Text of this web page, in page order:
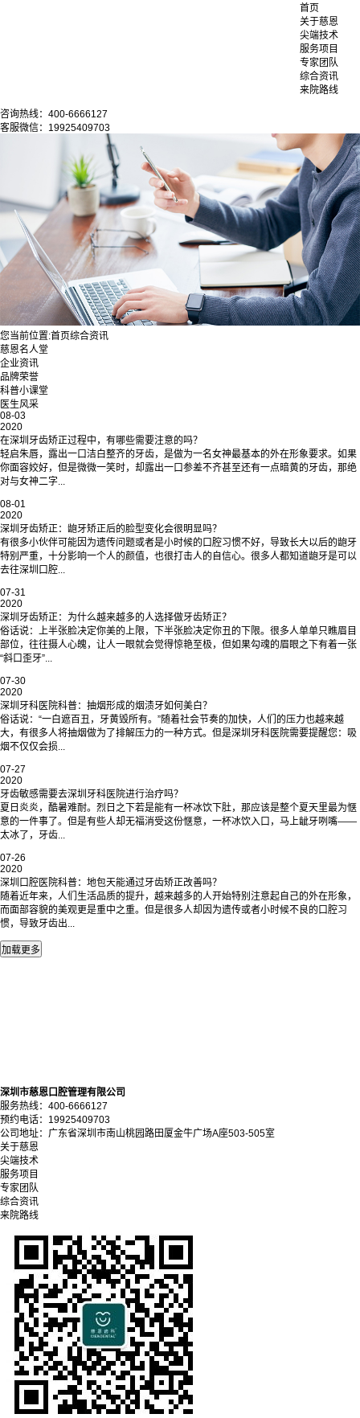
首页
关于慈恩
尖端技术
服务项目
专家团队
综合资讯
来院路线
咨询热线：400-6666127
客服微信：19925409703
您当前位置:首页综合资讯
慈恩名人堂
企业资讯
品牌荣誉
科普小课堂
医生风采
08-03
2020
在深圳牙齿矫正过程中，有哪些需要注意的吗？
轻启朱唇，露出一口洁白整齐的牙齿，是做为一名女神最基本的外在形象要求。如果
你面容姣好，但是微微一笑时，却露出一口参差不齐甚至还有一点暗黄的牙齿，那绝
对与女神二字...
08-01
2020
深圳牙齿矫正：龅牙矫正后的脸型变化会很明显吗？
有很多小伙伴可能因为遗传问题或者是小时候的口腔习惯不好，导致长大以后的龅牙
特别严重，十分影响一个人的颜值，也很打击人的自信心。很多人都知道龅牙是可以
去往深圳口腔...
07-31
2020
深圳牙齿矫正：为什么越来越多的人选择做牙齿矫正？
俗话说：上半张脸决定你美的上限，下半张脸决定你丑的下限。很多人单单只瞧眉目
部位，往往摄人心魄，让人一眼就会觉得惊艳至极，但如果勾魂的眉眼之下有着一张
“斜口歪牙”...
07-30
2020
深圳牙科医院科普：抽烟形成的烟渍牙如何美白？
俗话说：“一白遮百丑，牙黄毁所有。”随着社会节奏的加快，人们的压力也越来越
大，有很多人将抽烟做为了排解压力的一种方式。但是深圳牙科医院需要提醒您：吸
烟不仅仅会损...
07-27
2020
牙齿敏感需要去深圳牙科医院进行治疗吗？
夏日炎炎，酷暑难耐。烈日之下若是能有一杯冰饮下肚，那应该是整个夏天里最为惬
意的一件事了。但是有些人却无福消受这份惬意，一杯冰饮入口，马上龇牙咧嘴——
太冰了，牙齿...
07-26
2020
深圳口腔医院科普：地包天能通过牙齿矫正改善吗？
随着近年来，人们生活品质的提升，越来越多的人开始特别注意起自己的外在形象，
而面部容貌的美观更是重中之重。但是很多人却因为遗传或者小时候不良的口腔习
惯，导致牙齿出...
深圳市慈恩口腔管理有限公司
服务热线：400-6666127
预约电话：19925409703
公司地址：广东省深圳市南山桃园路田厦金牛广场A座503-505室
关于慈恩
尖端技术
服务项目
专家团队
综合资讯
来院路线